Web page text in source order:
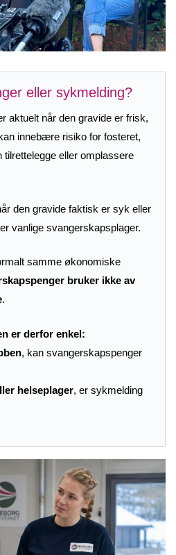
eller sykmelding?
aktuelt når den gravide er frisk,
innebære risiko for fosteret,
eller omplassere
den gravide faktisk er syk eller
vanlige svangerskapsplager.
samme økonomiske
bruker ikke av
.
er derfor enkel:
, kan svangerskapspenger
helseplager, er sykmelding